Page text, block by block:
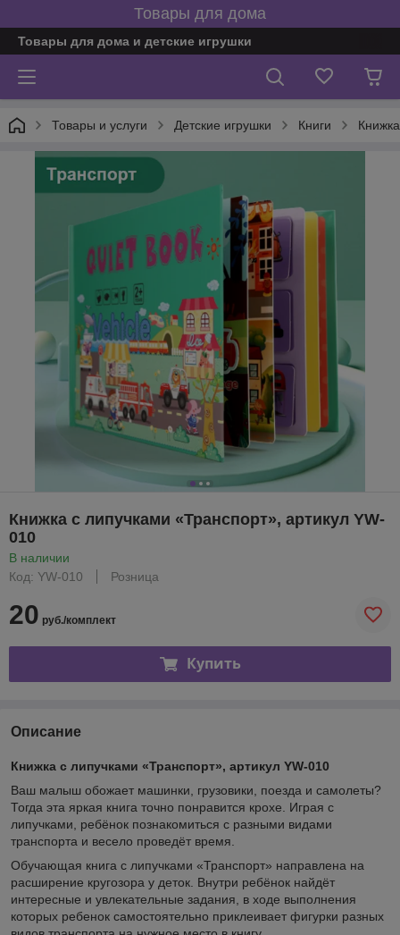
Товары для дома
Товары для дома и детские игрушки
Товары и услуги Детские игрушки Книги
Книжка с липучками «Транспорт», артикул YW-
010
В наличии
Код: YW-010
Розница
20 руб./комплект
Купить
Описание
Книжка с липучками «Транспорт», артикул YW-010
Ваш малыш обожает машинки, грузовики, поезда и самолеты?
Тогда эта яркая книга точно понравится крохе. Играя с
липучками, ребёнок познакомиться с разными видами
транспорта и весело проведёт время.
Обучающая книга с липучками «Транспорт» направлена на
расширение кругозора у деток. Внутри ребёнок найдёт
интересные и увлекательные задания, в ходе выполнения
которых ребенок самостоятельно приклеивает фигурки разных